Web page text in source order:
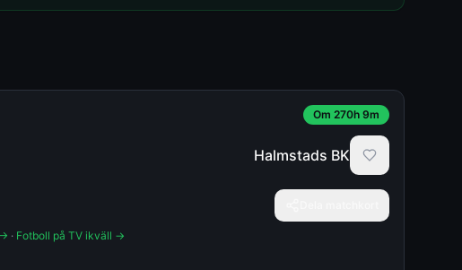
Om 270h 9m
Halmstads BK
· Fotboll på TV ikväll →